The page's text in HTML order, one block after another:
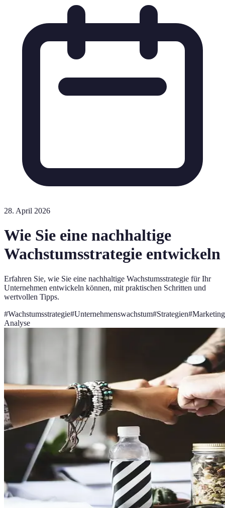
28. April 2026
Wie Sie eine nachhaltige
Wachstumsstrategie entwickeln
Erfahren Sie, wie Sie eine nachhaltige Wachstumsstrategie für Ihr
Unternehmen entwickeln können, mit praktischen Schritten und
wertvollen Tipps.
#Wachstumsstrategie#Unternehmenswachstum#Strategien#Marketing
Analyse